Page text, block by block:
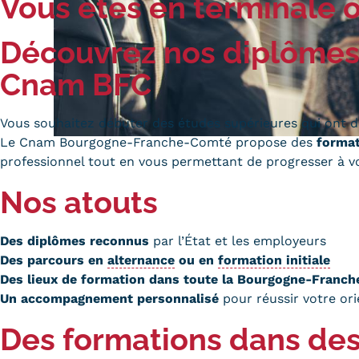
Quoi de neuf au Cnam BFC?
Actualités
Agenda
Revue de presse
Contact
Contacts services
Formulaire de contact
Menu
Mentions
Cookies
Vous êtes en terminale
Découvrez nos
Cnam BFC
Vous souhaitez débuter des études supérieures qui ont
Le Cnam Bourgogne-Franche-Comté propose des
professionnel tout en vous permettant de progresser à
Nos atouts
Des diplômes reconnus par l’État et les employeurs
Des parcours en alternance ou en formation initiale
Des lieux de formation dans toute la Bourgogne-
Un accompagnement personnalisé pour réussir votre
Des formations dans